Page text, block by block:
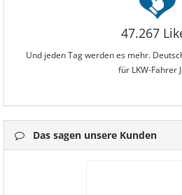
47.267
Und jeden Tag werden es mehr.
für LKW-Fahrer
Das sagen unsere Kunden